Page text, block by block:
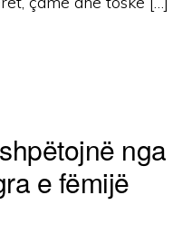
nga
e fëmijë